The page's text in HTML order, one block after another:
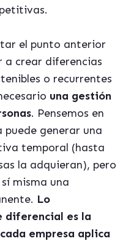
el punto anterior
crear diferencias
o recurrentes
una gestión
. Pensemos en
generar una
temporal (hasta
la adquieran), pero
misma una
Lo
diferencial es la
empresa aplica